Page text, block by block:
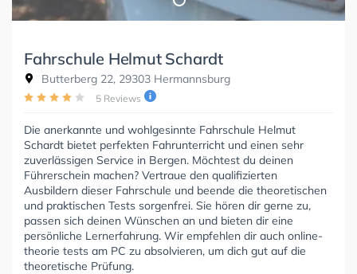
Fahrschule Helmut Schardt
Butterberg 22, 29303 Hermannsburg
5 Reviews
Die anerkannte und wohlgesinnte Fahrschule Helmut
Schardt bietet perfekten Fahrunterricht und einen sehr
zuverlässigen Service in Bergen. Möchtest du deinen
Führerschein machen? Vertraue den qualifizierten
Ausbildern dieser Fahrschule und beende die theoretischen
und praktischen Tests sorgenfrei. Sie hören dir gerne zu,
passen sich deinen Wünschen an und bieten dir eine
persönliche Lernerfahrung. Wir empfehlen dir auch online-
theorie tests am PC zu absolvieren, um dich gut auf die
theoretische Prüfung.